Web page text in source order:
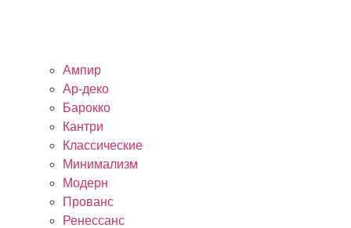
Ампир
Ар-деко
Барокко
Кантри
Классические
Минимализм
Модерн
Прованс
Ренессанс